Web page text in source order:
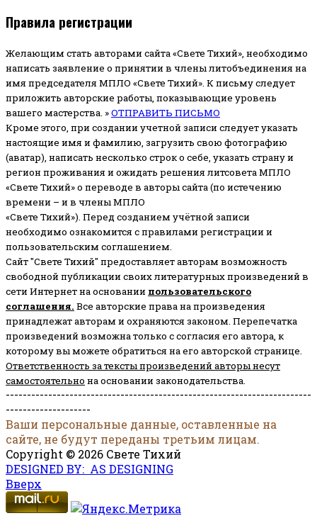
Правила регистрации
Желающим стать авторами сайта «Свете Тихий», необходимо
написать заявление о принятии в члены литобъединения на
имя председателя МПЛО «Свете Тихий». К письму следует
приложить авторские работы, показывающие уровень
вашего мастерства. »ОТПРАВИТЬ ПИСЬМО
Кроме этого, при создании учетной записи следует указать
настоящие имя и фамилию, загрузить свою фотографию
(аватар), написать несколько строк о себе, указать страну и
регион проживания и ожидать решения литсовета МПЛО
«Свете Тихий» о переводе в авторы сайта (по истечению
времени – и в члены МПЛО
«Свете Тихий»). Перед созданием учётной записи
необходимо ознакомится с правилами регистрации и
пользовательским соглашением.
Сайт "Свете Тихий" предоставляет авторам возможность
свободной публикации своих литературных произведений в
сети Интернет на основании пользовательского
соглашения. Все авторские права на произведения
принадлежат авторам и охраняются законом. Перепечатка
произведений возможна только с согласия его автора, к
которому вы можете обратиться на его авторской странице.
Ответственность за тексты произведений авторы несут
самостоятельно на основании законодательства.
------------------------------------------------------------------------
--------------------
Ваши персональные данные, оставленные на
сайте, не будут переданы третьим лицам.
Copyright © 2026 Свете Тихий
DESIGNED BY: AS DESIGNING
Вверх